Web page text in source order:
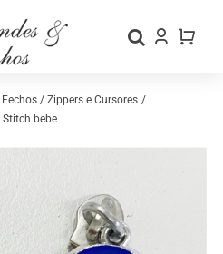
Fechos / Zippers e Cursores
Stitch bebe